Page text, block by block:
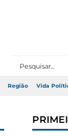
Região Vida